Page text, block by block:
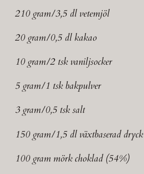
210 gram/3,5 dl vetemjöl
20 gram/0,5 dl kakao
10 gram/2 tsk vaniljsocker
5 gram/1 tsk bakpulver
3 gram/0,5 tsk salt
150 gram/1,5 dl växtbaserad dryck
100 gram mörk choklad (54%)